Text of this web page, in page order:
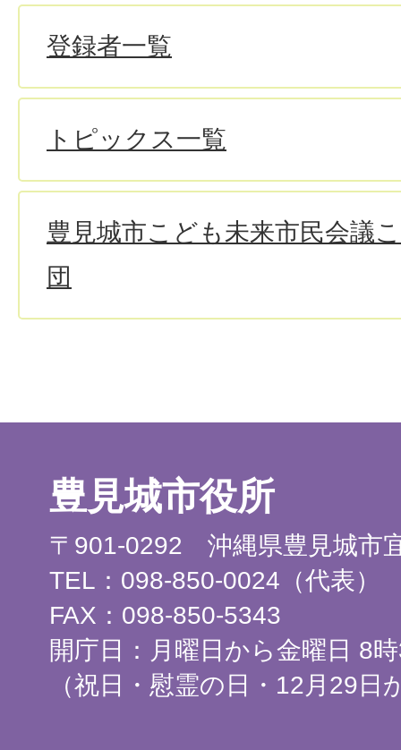
登録者一覧
トピックス一覧
豊見城市こども未来市民会議
団
豊見城市役所
〒901-0292 沖縄県豊見城市
TEL：098-850-0024（代表）
FAX：098-850-5343
開庁日：月曜日から金曜日 8
（祝日・慰霊の日・12月29日